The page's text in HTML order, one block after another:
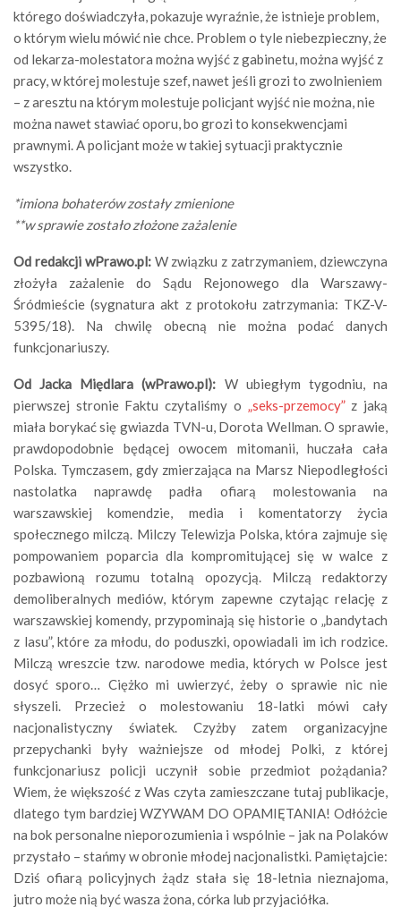
którego doświadczyła, pokazuje wyraźnie, że istnieje problem,
o którym wielu mówić nie chce. Problem o tyle niebezpieczny, że
od lekarza-molestatora można wyjść z gabinetu, można wyjść z
pracy, w której molestuje szef, nawet jeśli grozi to zwolnieniem
– z aresztu na którym molestuje policjant wyjść nie można, nie
można nawet stawiać oporu, bo grozi to konsekwencjami
prawnymi. A policjant może w takiej sytuacji praktycznie
wszystko.
*imiona bohaterów zostały zmienione
**w sprawie zostało złożone zażalenie
Od redakcji wPrawo.pl:W związku z zatrzymaniem, dziewczyna
złożyła zażalenie do Sądu Rejonowego dla Warszawy-
Śródmieście (sygnatura akt z protokołu zatrzymania: TKZ-V-
5395/18). Na chwilę obecną nie można podać danych
funkcjonariuszy.
Od Jacka Międlara (wPrawo.pl): W ubiegłym tygodniu, na
pierwszej stronie Faktu czytaliśmy o „seks-przemocy”z jaką
miała borykać się gwiazda TVN-u, Dorota Wellman. O sprawie,
prawdopodobnie będącej owocem mitomanii, huczała cała
Polska. Tymczasem, gdy zmierzająca na Marsz Niepodległości
nastolatka naprawdę padła ofiarą molestowania na
warszawskiej komendzie, media i komentatorzy życia
społecznego milczą. Milczy Telewizja Polska, która zajmuje się
pompowaniem poparcia dla kompromitującej się w walce z
pozbawioną rozumu totalną opozycją. Milczą redaktorzy
demoliberalnych mediów, którym zapewne czytając relację z
warszawskiej komendy, przypominają się historie o „bandytach
z lasu”, które za młodu, do poduszki, opowiadali im ich rodzice.
Milczą wreszcie tzw. narodowe media, których w Polsce jest
dosyć sporo… Ciężko mi uwierzyć, żeby o sprawie nic nie
słyszeli. Przecież o molestowaniu 18-latki mówi cały
nacjonalistyczny światek. Czyżby zatem organizacyjne
przepychanki były ważniejsze od młodej Polki, z której
funkcjonariusz policji uczynił sobie przedmiot pożądania?
Wiem, że większość z Was czyta zamieszczane tutaj publikacje,
dlatego tym bardziej WZYWAM DO OPAMIĘTANIA! Odłóżcie
na bok personalne nieporozumienia i wspólnie – jak na Polaków
przystało – stańmy w obronie młodej nacjonalistki. Pamiętajcie:
Dziś ofiarą policyjnych żądz stała się 18-letnia nieznajoma,
jutro może nią być wasza żona, córka lub przyjaciółka.